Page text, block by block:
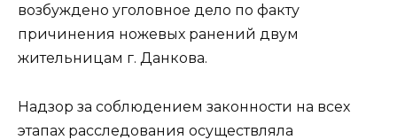
возбуждено уголовное дело по факту
причинения ножевых ранений двум
жительницам г. Данкова.
Надзор за соблюдением законности на всех
этапах расследования осуществляла